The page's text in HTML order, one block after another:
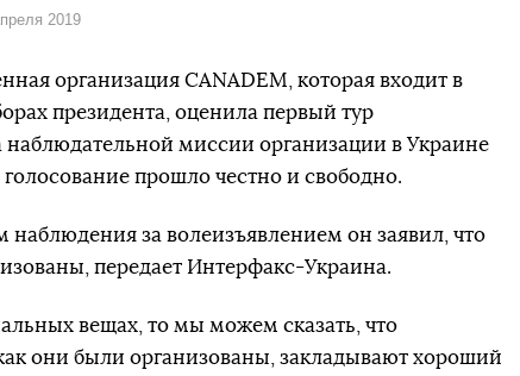
2019
организация CANADEM, которая входит в
президента, оценила первый тур
наблюдательной миссии организации в Украине
прошло честно и свободно.
наблюдения за волеизъявлением он заявил, что
передает Интерфакс-Украина.
вещах, то мы можем сказать, что
они были организованы, закладывают хороший